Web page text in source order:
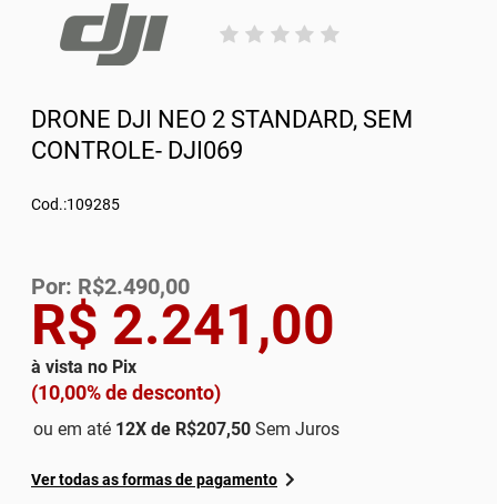
DRONE DJI NEO 2 STANDARD, SEM
CONTROLE- DJI069
Cod.:109285
R$ 2.241,00
à vista no Pix
(10,00% de desconto)
Por: R$2.490,00
ou em até 12X de R$207,50 Sem Juros
Ver todas as formas de pagamento